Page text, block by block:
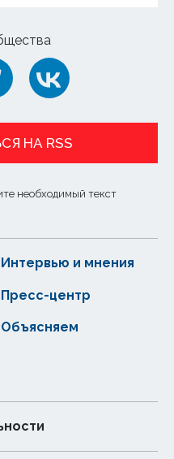
НА RSS
необходимый текст
Интервью и мнения
Пресс-центр
Объясняем